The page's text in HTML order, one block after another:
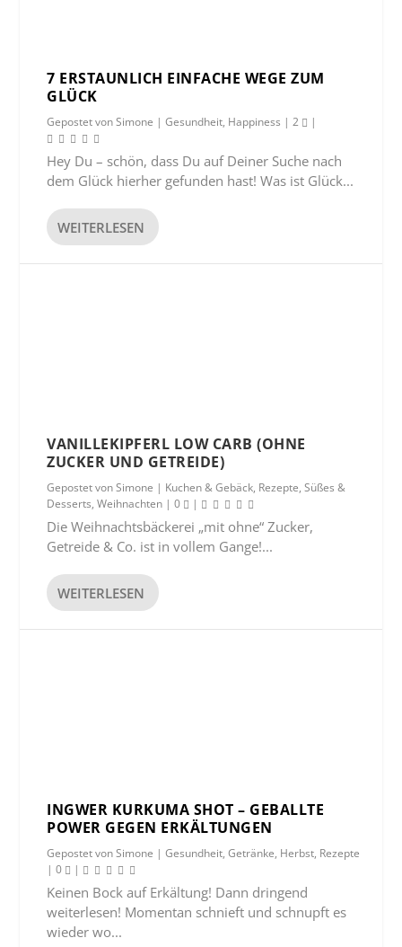
7 ERSTAUNLICH EINFACHE WEGE ZUM
GLÜCK
Gepostet vonSimone |Gesundheit, Happiness |2 |
Hey Du – schön, dass Du auf Deiner Suche nach
dem Glück hierher gefunden hast! Was ist Glück...
WEITERLESEN
VANILLEKIPFERL LOW CARB (OHNE
ZUCKER UND GETREIDE)
Gepostet vonSimone | Kuchen & Gebäck, Rezepte,Süßes &
Desserts,Weihnachten |0 |
Die Weihnachtsbäckerei „mit ohne“ Zucker,
Getreide & Co. ist in vollem Gange!...
WEITERLESEN
INGWER KURKUMA SHOT – GEBALLTE
POWER GEGEN ERKÄLTUNGEN
Gepostet vonSimone |Gesundheit,Getränke, Herbst, Rezepte
|0 |
Keinen Bock auf Erkältung! Dann dringend
weiterlesen! Momentan schnieft und schnupft es
wieder wo...